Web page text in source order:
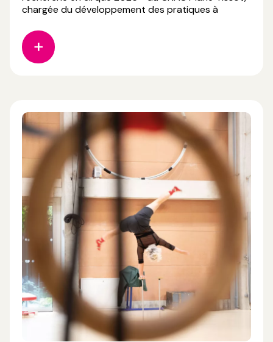
chargée du développement des pratiques à
et Flore Sahuc, masterante en psychologie sociale
à l’Université Lumière Lyon 2, mènent une résidence
de recherche